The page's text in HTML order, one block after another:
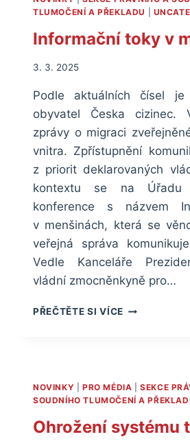
TLUMOČNÍKŮ
TLUMOČENÍ A PŘEKLADU
Informační toky v
3. 3. 2025
Podle aktuálních čísel
obyvatel Česka cizinec.
zprávy o migraci
vnitra. Zpřístupnění
z priorit deklarovaných
kontextu se na Úřadu
konference s názvem
v menšinách, která se
veřejná správa
Vedle Kanceláře
vládní zmocněnkyně pro…
PŘEČTĚTE SI VÍCEINFORMAČNÍ
NOVINKY PRO MÉDIA |SEKCE
SOUDNÍHO TLUMOČENÍ A
Ohrožení systému